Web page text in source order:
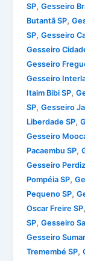
SP,Gesseiro
Butantã SP,
SP,Gesseiro
Gesseiro
Gesseiro
Gesseiro
Itaim Bibi SP,
SP,Gesseiro
Liberdade SP,
Gesseiro
Pacaembu SP,
Gesseiro
Pompéia SP,
Pequeno SP,
Oscar Freire SP
SP,Gesseiro
Gesseiro
Tremembé SP,